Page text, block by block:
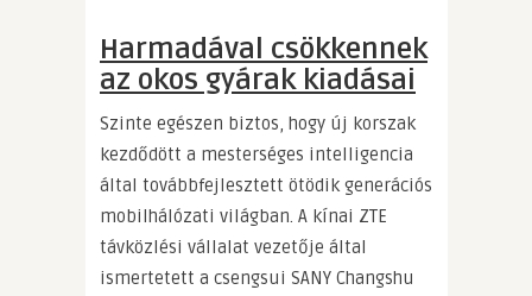
Harmadával csökkennek
az okos gyárak kiadásai
Szinte egészen biztos, hogy új korszak
kezdődött a mesterséges intelligencia
által továbbfejlesztett ötödik generációs
mobilhálózati világban. A kínai ZTE
távközlési vállalat vezetője által
ismertetett a csengsui SANY Changshu